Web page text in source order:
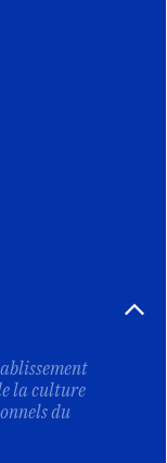
la culture
du